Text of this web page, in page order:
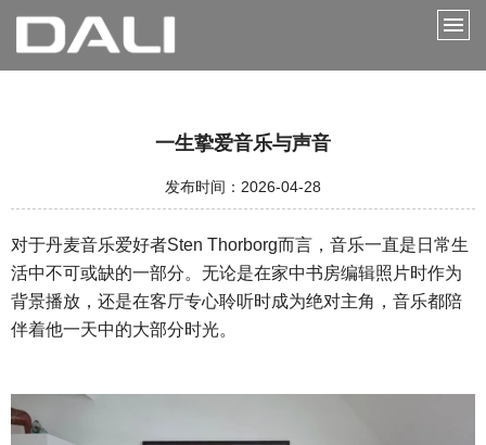
一生挚爱音乐与声音
发布时间：2026-04-28
对于丹麦音乐爱好者Sten Thorborg而言，音乐一直是日常生
活中不可或缺的一部分。无论是在家中书房编辑照片时作为
背景播放，还是在客厅专心聆听时成为绝对主角，音乐都陪
伴着他一天中的大部分时光。